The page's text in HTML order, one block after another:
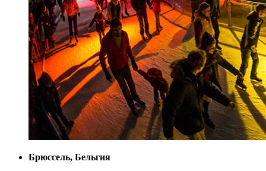
Брюссель, Бельгия